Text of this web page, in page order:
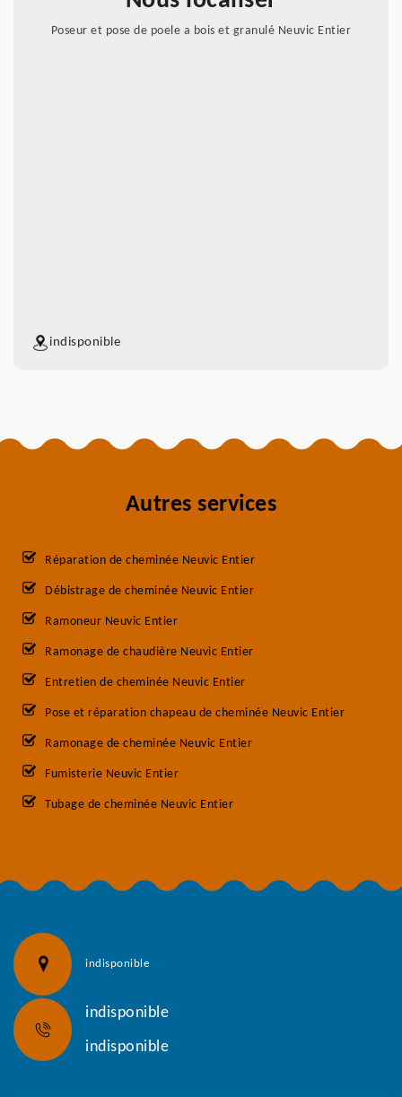
Poseur et pose de poele a bois et granulé Neuvic Entier
indisponible
Autres services
Réparation de cheminée Neuvic Entier
Débistrage de cheminée Neuvic Entier
Ramoneur Neuvic Entier
Ramonage de chaudière Neuvic Entier
Entretien de cheminée Neuvic Entier
Pose et réparation chapeau de cheminée Neuvic Entier
Ramonage de cheminée Neuvic Entier
Fumisterie Neuvic Entier
Tubage de cheminée Neuvic Entier
indisponible
indisponible
indisponible